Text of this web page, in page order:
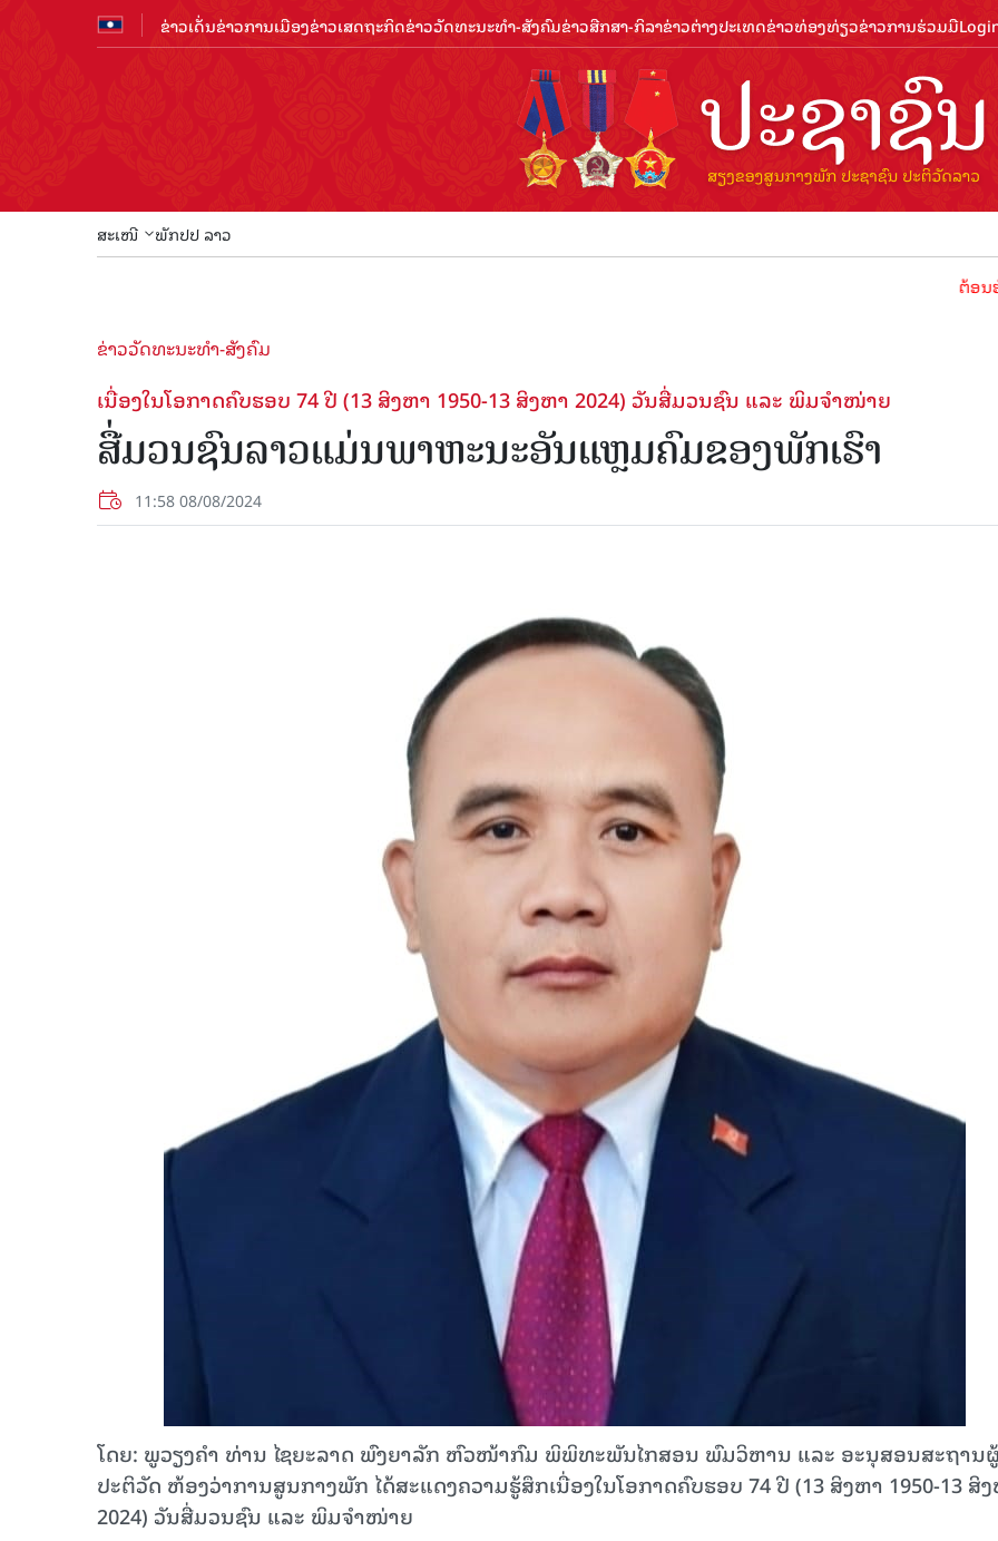
ຂ່າວເດັ່ນຂ່າວການເມືອງຂ່າວເສດຖະກິດຂ່າວວັດທະນະທຳ-ສັງຄົມຂ່າວສືກສາ-ກິລາຂ່າວຕ່າງປະເທດຂ່າວທ່ອງທ່ຽວຂ່າວການຮ່ວມມື
ສະເໜີ ພັກປປ ລາວ
ຕ້ອນຮັບປີທ່
ຂ່າວວັດທະນະທຳ-ສັງຄົມ
ເນື່ອງໃນໂອກາດຄົບຮອບ 74 ປີ (13 ສິງຫາ 1950-13 ສິງຫາ 2024) ວັນສື່ມວນຊົນ ແລະ ພິມຈຳໜ່າຍ
ສື່ມວນຊົນລາວແມ່ນພາຫະນະອັນແຫຼມຄົມຂອງພັກເຮົາ
11:58 08/08/2024
ໂດຍ: ພູວຽງຄຳ ທ່ານ ໄຊຍະລາດ ພົງຍາລັກ ຫົວໜ້າກົມ ພິພິທະພັນໄກສອນ ພົມວິຫານ ແລະ ອະນຸສອນສະຖານ
ປະຕິວັດ ຫ້ອງວ່າການສູນກາງພັກ ໄດ້ສະແດງຄວາມຮູ້ສຶກເນື່ອງໃນໂອກາດຄົບຮອບ 74 ປີ (13 ສິງຫາ 1950-13 ສິ
2024) ວັນສື່ມວນຊົນ ແລະ ພິມຈຳໜ່າຍ